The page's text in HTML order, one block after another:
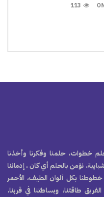
113
خطوات، حلمنا وفكرنا وأخذنا
نؤمن بالحلم أي كان ، إدماننا
بكل ألوان الطيف، الأحمر
طاقتنا، وبساطتنا في قربنا.